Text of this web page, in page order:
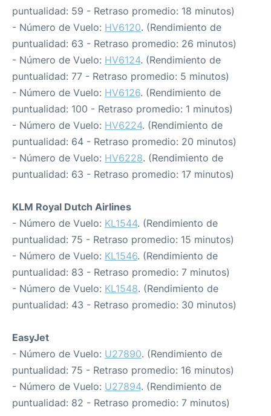
puntualidad: 59 - Retraso promedio: 18 minutos)
- Número de Vuelo: HV6120. (Rendimiento de
puntualidad: 63 - Retraso promedio: 26 minutos)
- Número de Vuelo: HV6124. (Rendimiento de
puntualidad: 77 - Retraso promedio: 5 minutos)
- Número de Vuelo: HV6126. (Rendimiento de
puntualidad: 100 - Retraso promedio: 1 minutos)
- Número de Vuelo: HV6224. (Rendimiento de
puntualidad: 64 - Retraso promedio: 20 minutos)
- Número de Vuelo: HV6228. (Rendimiento de
puntualidad: 63 - Retraso promedio: 17 minutos)
KLM Royal Dutch Airlines
- Número de Vuelo: KL1544. (Rendimiento de
puntualidad: 75 - Retraso promedio: 15 minutos)
- Número de Vuelo: KL1546. (Rendimiento de
puntualidad: 83 - Retraso promedio: 7 minutos)
- Número de Vuelo: KL1548. (Rendimiento de
puntualidad: 43 - Retraso promedio: 30 minutos)
EasyJet
- Número de Vuelo: U27890. (Rendimiento de
puntualidad: 75 - Retraso promedio: 16 minutos)
- Número de Vuelo: U27894. (Rendimiento de
puntualidad: 82 - Retraso promedio: 7 minutos)